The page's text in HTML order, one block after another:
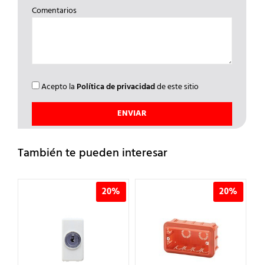
Comentarios
Acepto la Política de privacidadde este sitio
También te pueden interesar
20% 20%